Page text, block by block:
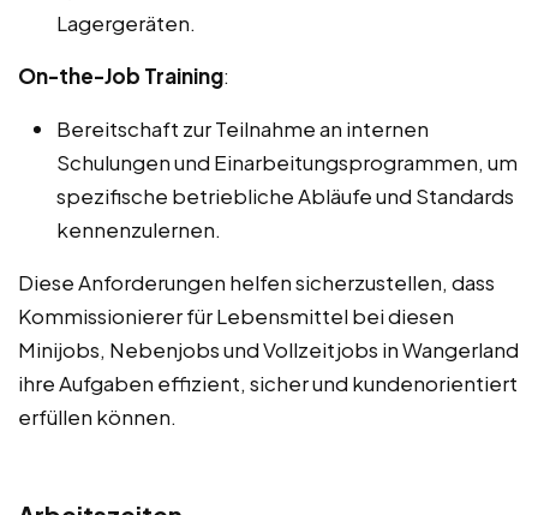
Lagergeräten.
On-the-Job Training:
Bereitschaft zur Teilnahme an internen
Schulungen und Einarbeitungsprogrammen, um
spezifische betriebliche Abläufe und Standards
kennenzulernen.
Diese Anforderungen helfen sicherzustellen, dass
Kommissionierer für Lebensmittel bei diesen
Minijobs, Nebenjobs und Vollzeitjobs in Wangerland
ihre Aufgaben effizient, sicher und kundenorientiert
erfüllen können.